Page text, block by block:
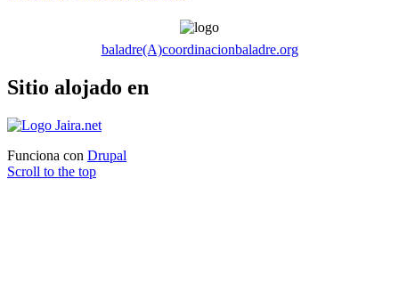
baladre(A)coordinacionbaladre.org
Sitio alojado en
Funciona con Drupal
Scroll to the top